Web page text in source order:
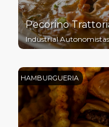
Pecorino
Industrial Autonomistas
HAMBURGUERIA